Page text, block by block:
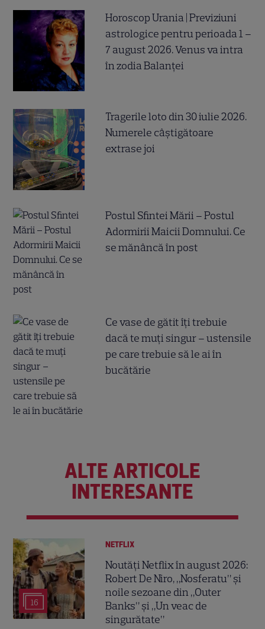
Horoscop Urania | Previziuni
astrologice pentru perioada 1 –
7 august 2026. Venus va intra
în zodia Balanței
Tragerile loto din 30 iulie 2026.
Numerele câştigătoare
extrase joi
Postul Sfintei Mării – Postul
Adormirii Maicii Domnului. Ce
se mănâncă în post
Ce vase de gătit îți trebuie
dacă te muți singur – ustensile
pe care trebuie să le ai în
bucătărie
ALTE ARTICOLE
INTERESANTE
16
NETFLIX
Noutăți Netflix în august 2026:
Robert De Niro, „Nosferatu” și
noile sezoane din „Outer
Banks” și „Un veac de
singurătate”